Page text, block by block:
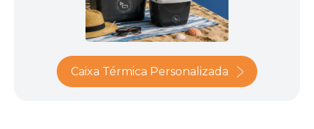
Caixa Térmica Personalizada